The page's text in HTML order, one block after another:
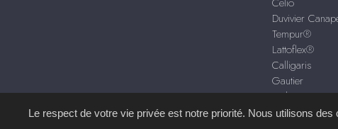
Duvivier
Tempur®
Lattoflex®
Calligaris
Gautier
+ de marques
Le respect de votre vie privée est notre priorité. Nous utilisons